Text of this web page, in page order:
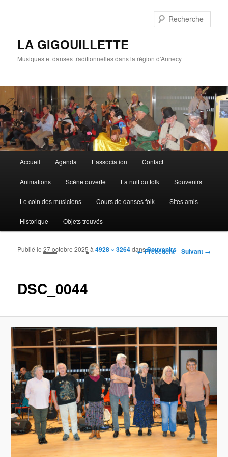
LA GIGOUILLETTE
Musiques et danses traditionnelles dans la région d'Annecy
Aller au contenu principal
Aller au contenu secondaire
Accueil Agenda L’association Contact
Animations Scène ouverte La nuit du folk Souvenirs
Le coin des musiciens Cours de danses folk Sites amis
Historique Objets trouvés
Navigation des images
← Précédent Suivant →
DSC_0044
Publié le27 octobre 2025 à4928 × 3264dansSouvenirs